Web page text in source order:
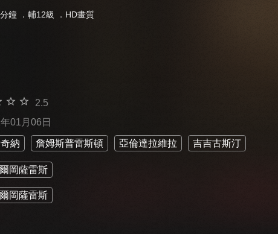
鐘 ． 輔12級 ．HD畫質
2.5
01月06日
納 詹姆斯普雷斯頓 亞倫達拉維拉 吉吉古斯汀
岡薩雷斯
岡薩雷斯